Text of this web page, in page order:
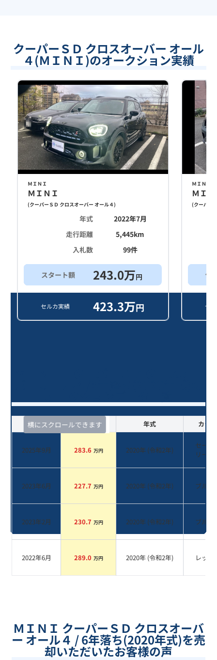
クーパーＳＤ クロスオーバー オール
４(ＭＩＮＩ)のオークション実績
ＭＩＮＩ
ＭＩＮＩ
(クーパーＳＤ クロスオーバー オール４)
年式
2022年7月
走行距離
5,445km
入札数
99件
スタート額 243.0万円
セルカ実績 423.3万円
ＭＩＮＩ
ＭＩ
(クーパー
他
セ
横にスクロールできます
査定時期 セルカ実績 年式 カラー
2025年9月 283.6 万円 2020年 (令和2年)
セージ
リーン
2023年6月 227.7 万円 2020年 (令和2年) ブルー
2023年2月 230.7 万円 2020年 (令和2年) ブルー
2022年6月 289.0 万円 2020年 (令和2年) レッド
ＭＩＮＩ クーパーＳＤ クロスオーバ
ー オール４ / 6年落ち(2020年式)を売
却いただいたお客様の声